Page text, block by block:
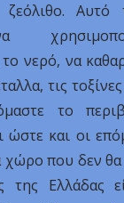
ζεόλιθο.
το νερό, να
τις
το
ώστε και οι
χώρο που δεν θα
της Ελλάδας